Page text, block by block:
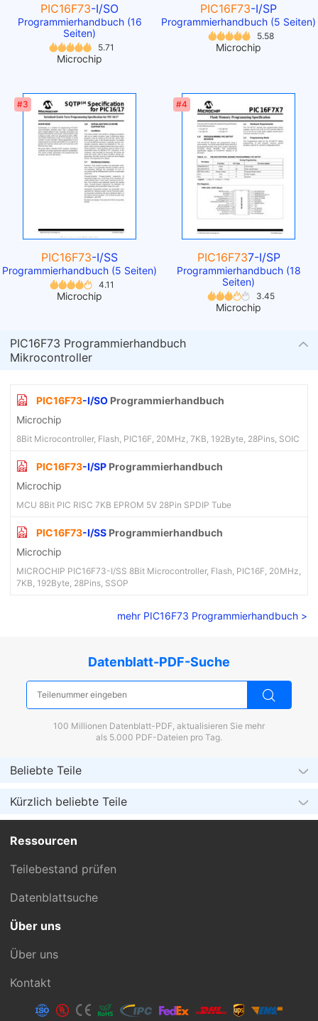
PIC16F73-I/SO
Programmierhandbuch (16
Seiten)
5.71
Microchip
PIC16F73-I/SP
Programmierhandbuch (5 Seiten)
5.58
Microchip
#3
PIC16F73-I/SS
Programmierhandbuch (5 Seiten)
4.11
Microchip
#4
PIC16F737-I/SP
Programmierhandbuch (18
Seiten)
3.45
Microchip
PIC16F73 Programmierhandbuch
Mikrocontroller
PIC16F73-I/SO Programmierhandbuch
Microchip
8Bit Microcontroller, Flash, PIC16F, 20MHz, 7KB, 192Byte, 28Pins, SOIC
PIC16F73-I/SP Programmierhandbuch
Microchip
MCU 8Bit PIC RISC 7KB EPROM 5V 28Pin SPDIP Tube
PIC16F73-I/SS Programmierhandbuch
Microchip
MICROCHIP PIC16F73-I/SS 8Bit Microcontroller, Flash, PIC16F, 20MHz,
7KB, 192Byte, 28Pins, SSOP
mehr PIC16F73 Programmierhandbuch >
Datenblatt-PDF-Suche
100 Millionen Datenblatt-PDF, aktualisieren Sie mehr
als 5.000 PDF-Dateien pro Tag.
Beliebte Teile
Kürzlich beliebte Teile
Ressourcen
Teilebestand prüfen
Datenblattsuche
Über uns
Über uns
Kontakt